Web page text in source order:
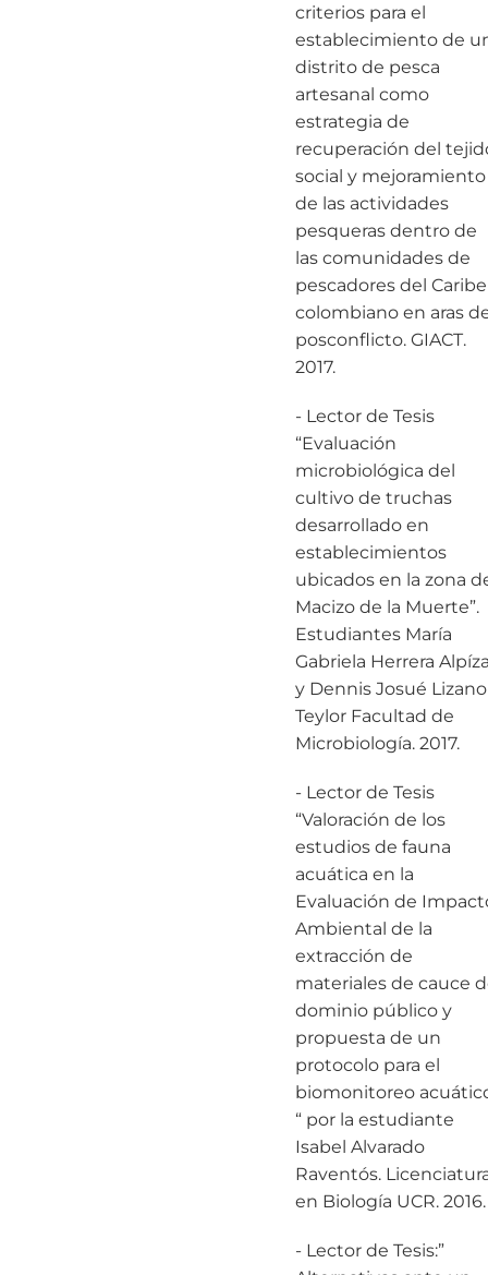
criterios para el
establecimiento de
distrito de pesca
artesanal como
estrategia de
recuperación del
social y mejoramiento
de las actividades
pesqueras dentro de
las comunidades de
pescadores del Caribe
colombiano en aras
posconflicto. GIACT.
2017.
- Lector de Tesis
“Evaluación
microbiológica del
cultivo de truchas
desarrollado en
establecimientos
ubicados en la zona
Macizo de la Muerte”.
Estudiantes María
Gabriela Herrera
y Dennis Josué Lizano
Teylor Facultad de
Microbiología. 2017.
- Lector de Tesis
“Valoración de los
estudios de fauna
acuática en la
Evaluación de
Ambiental de la
extracción de
materiales de cauce
dominio público y
propuesta de un
protocolo para el
biomonitoreo
“ por la estudiante
Isabel Alvarado
Raventós.
en Biología UCR. 2016.
- Lector de Tesis:”